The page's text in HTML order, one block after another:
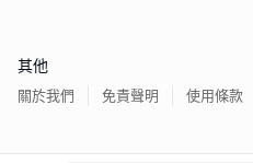
其他
關於我們 免責聲明 使用條款